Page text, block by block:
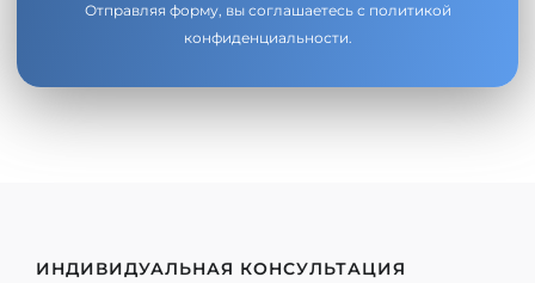
Отправляя форму, вы соглашаетесь с политикой
конфиденциальности.
ИНДИВИДУАЛЬНАЯ КОНСУЛЬТАЦИЯ